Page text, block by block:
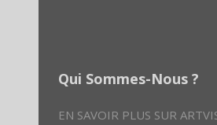
Qui Sommes-Nous ?
EN SAVOIR PLUS SUR